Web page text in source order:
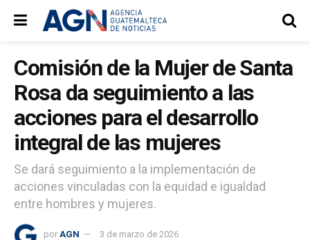
Comisión de la Mujer de Santa
Rosa da seguimiento a las
acciones para el desarrollo
integral de las mujeres
Se dará seguimiento a la implementación de
acciones vinculadas con la equidad e igualdad
entre hombres y mujeres.
por AGN 3 de marzo de 2026